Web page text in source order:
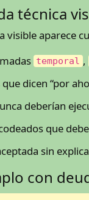
técnica
visible aparece
temporal ,
dicen “por
deberían
que
sin
con